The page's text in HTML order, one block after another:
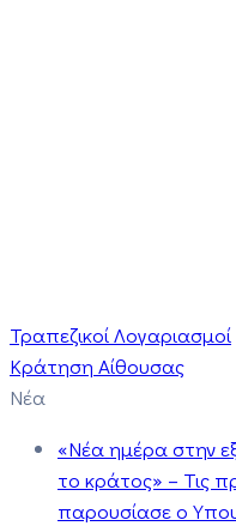
Τραπεζικοί Λογαριασμοί
Κράτηση Αίθουσας
Νέα
«Νέα ημέρα στην
το κράτος» – Τις
παρουσίασε ο